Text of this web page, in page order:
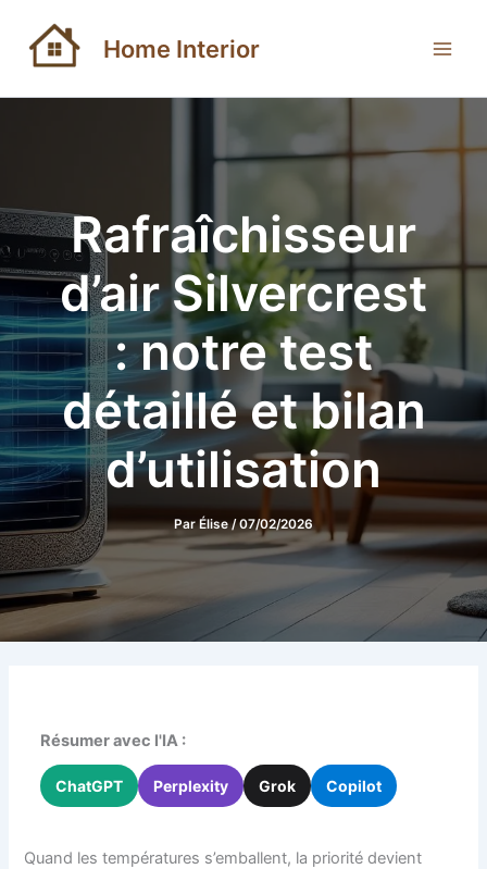
contenu
Home Interior
Rafraîchisseur
d’air Silvercrest
: notre test
détaillé et bilan
d’utilisation
ParÉlise/07/02/2026
Résumer avec l'IA :
ChatGPT Perplexity Grok Copilot
Quand les températures s’emballent, la priorité devient